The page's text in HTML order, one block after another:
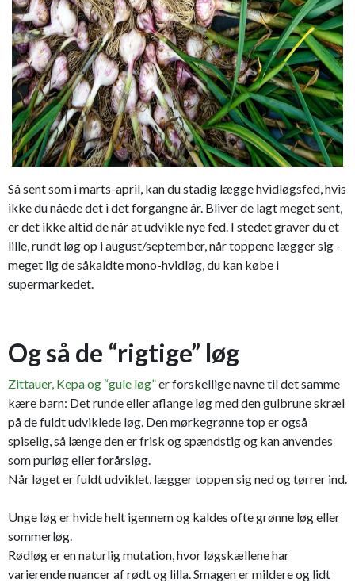
Så sent som i marts-april, kan du stadig lægge hvidløgsfed, hvis
ikke du nåede det i det forgangne år. Bliver de lagt meget sent,
er det ikke altid de når at udvikle nye fed. I stedet graver du et
lille, rundt løg op i august/september, når toppene lægger sig -
meget lig de såkaldte mono-hvidløg, du kan købe i
supermarkedet.
Og så de “rigtige” løg
Zittauer, Kepa og “gule løg”er forskellige navne til det samme
kære barn: Det runde eller aflange løg med den gulbrune skræl
på de fuldt udviklede løg. Den mørkegrønne top er også
spiselig, så længe den er frisk og spændstig og kan anvendes
som purløg eller forårsløg.
Når løget er fuldt udviklet, lægger toppen sig ned og tørrer ind.
Unge løg er hvide helt igennem og kaldes ofte grønne løg eller
sommerløg.
Rødløg er en naturlig mutation, hvor løgskællene har
varierende nuancer af rødt og lilla. Smagen er mildere og lidt